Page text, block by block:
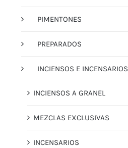
PIMENTONES
PREPARADOS
INCIENSOS E INCENSARIOS
INCIENSOS A GRANEL
MEZCLAS EXCLUSIVAS
INCENSARIOS